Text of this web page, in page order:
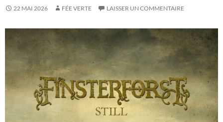
22 MAI 2026 FÉE VERTE LAISSER UN COMMENTAIRE